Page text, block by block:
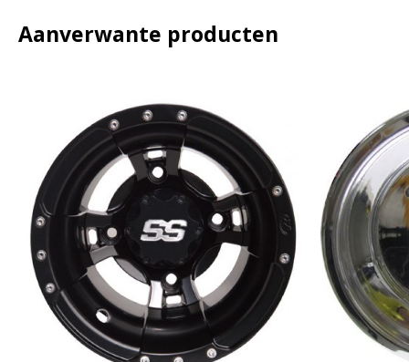
Aanverwante producten